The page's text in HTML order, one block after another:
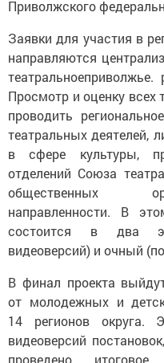
Приволжского
Заявки для участия в
направляются
Просмотр и оценку всех
проводить
театральных деятелей,
в сфере культуры,
отделений Союза
общественных
направленности. В
состоится в два
видеоверсий) и очный
В финал проекта
от молодежных и
14 регионов округа.
видеоверсий
проведено